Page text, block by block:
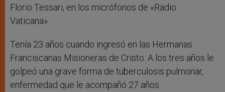
Florio Tessari, en los micrófonos de «Radio
Vaticana».
Tenía 23 años cuando ingresó en las Hermanas
Franciscanas Misioneras de Cristo. A los tres años le
golpeó una grave forma de tuberculosis pulmonar,
enfermedad que le acompañó 27 años.